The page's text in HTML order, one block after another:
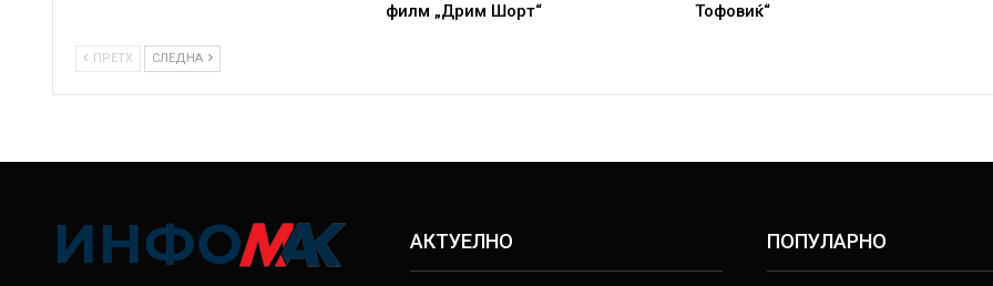
филм „Дрим Шорт“
Тофовиќ“
ПРЕТХ СЛЕДНА
АКТУЕЛНО ПОПУЛАРНО